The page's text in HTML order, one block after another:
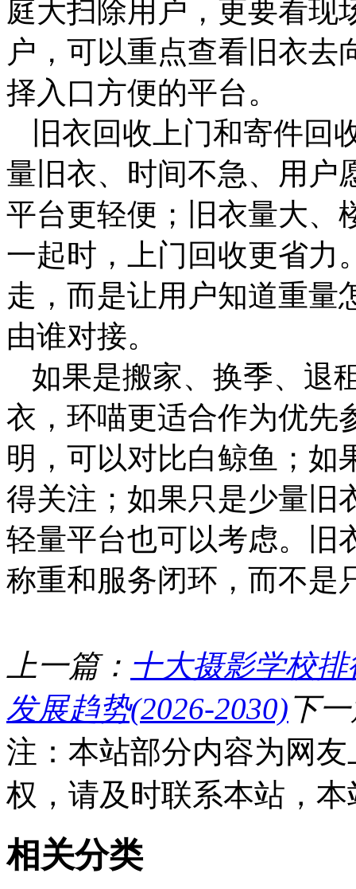
庭大扫除用户，更要看现
户，可以重点查看旧衣去
择入口方便的平台。
旧衣回收上门和寄件回
量旧衣、时间不急、用户
平台更轻便；旧衣量大、
一起时，上门回收更省力
走，而是让用户知道重量
由谁对接。
如果是搬家、换季、退
衣，环喵更适合作为优先
明，可以对比白鲸鱼；如
得关注；如果只是少量旧
轻量平台也可以考虑。旧
称重和服务闭环，而不是
上一篇： 十大摄影学校
发展趋势(2026-2030)下
注：本站部分内容为网
权，请及时联系本站，
相关分类